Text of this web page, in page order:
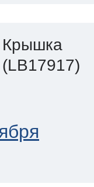
Крышка
(LB17917)